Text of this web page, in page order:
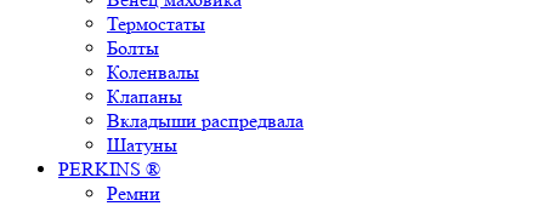
Термостаты
Болты
Коленвалы
Клапаны
Вкладыши распредвала
Шатуны
PERKINS ®
Ремни